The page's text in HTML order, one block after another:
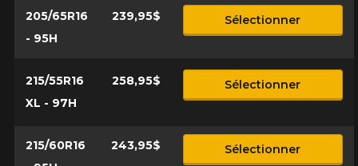
205/65R16
- 95H
239,95$ Sélectionner
215/55R16
XL - 97H
258,95$ Sélectionner
215/60R16
243,95$ Sélectionner